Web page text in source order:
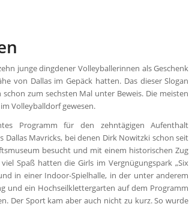
junge dingdener Volleyballerinnen als Geschenk
von Dallas im Gepäck hatten. Das dieser Slogan
zum sechsten Mal unter Beweis. Die meisten
Volleyballdorf gewesen.
Programm für den zehntägigen Aufenthalt
Mavricks, bei denen Dirk Nowitzki schon seit
besucht und mit einem historischen Zug
Spaß hatten die Girls im Vergnügungspark „Six
in einer Indoor-Spielhalle, in der unter anderem
und ein Hochseilklettergarten auf dem Programm
Der Sport kam aber auch nicht zu kurz. So wurde